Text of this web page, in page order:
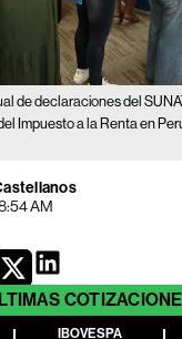
de declaraciones del
Impuesto a la Renta en
AM
IBOVESPA